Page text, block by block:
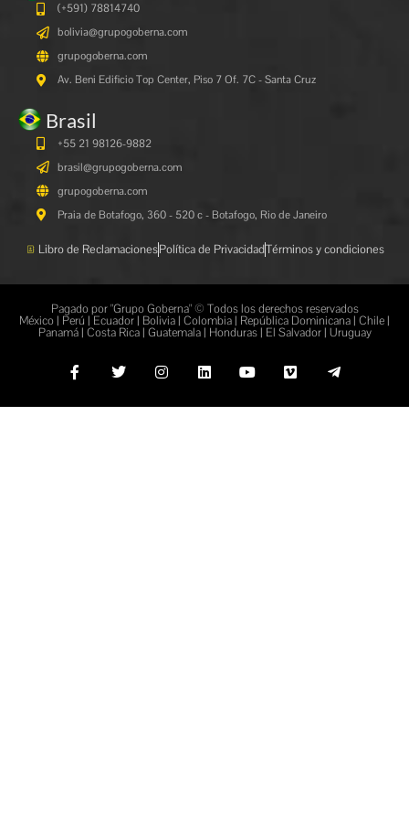
(+591) 78814740
bolivia@grupogoberna.com
grupogoberna.com
Av. Beni Edificio Top Center, Piso 7 Of. 7C - Santa Cruz
Brasil
+55 21 98126-9882
brasil@grupogoberna.com
grupogoberna.com
Praia de Botafogo, 360 - 520 c - Botafogo, Rio de Janeiro
Libro de ReclamacionesPolítica de PrivacidadTérminos y condiciones
Pagado por "Grupo Goberna" © Todos los derechos reservados
México | Perú | Ecuador | Bolivia | Colombia | República Dominicana | Chile |
Panamá | Costa Rica | Guatemala | Honduras | El Salvador | Uruguay